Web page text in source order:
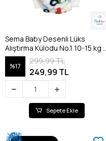
Sema Baby Desenli Lüks
Alıştırma Külodu No.1 10-15 kg -
Cars
%17
299,99 TL
249,99 TL
Sepete Ekle